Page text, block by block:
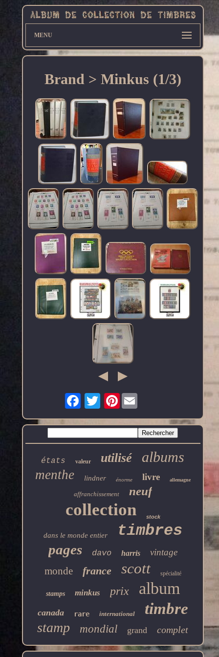
MENU
Brand > Minkus (1/3)
Pinterest
états valeur utilisé albums
menthe lindner énorme livre allemagne
affranchissement neuf
collection stock
dans le monde entier timbres
pages davo harris vintage
monde france scott spécialité
stamps minkus prix album
canada rare international timbre
stamp mondial grand complet